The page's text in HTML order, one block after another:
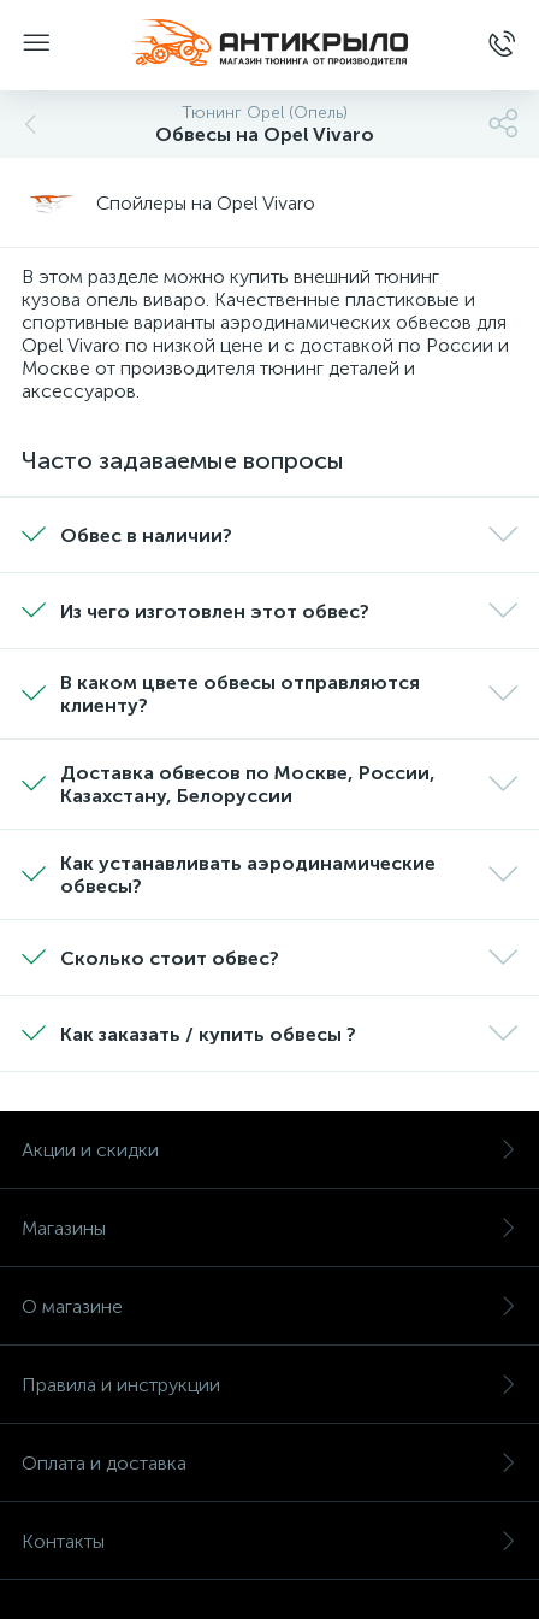
Тюнинг Opel (Опель)
Обвесы на Opel Vivaro
Спойлеры на Opel Vivaro
В этом разделе можно купить внешний тюнинг
кузова опель виваро. Качественные пластиковые и
спортивные варианты аэродинамических обвесов для
Opel Vivaro по низкой цене и с доставкой по России и
Москве от производителя тюнинг деталей и
аксессуаров.
Часто задаваемые вопросы
Обвес в наличии?
Из чего изготовлен этот обвес?
В каком цвете обвесы отправляются
клиенту?
Доставка обвесов по Москве, России,
Казахстану, Белоруссии
Как устанавливать аэродинамические
обвесы?
Сколько стоит обвес?
Как заказать / купить обвесы ?
Акции и скидки
Магазины
О магазине
Правила и инструкции
Оплата и доставка
Контакты